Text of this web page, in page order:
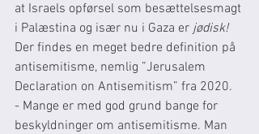
at Israels opførsel som besættelsesmagt
i Palæstina og især nu i Gaza er jødisk!
Der findes en meget bedre definition på
antisemitisme, nemlig ”Jerusalem
Declaration on Antisemitism” fra 2020.
- Mange er med god grund bange for
beskyldninger om antisemitisme. Man